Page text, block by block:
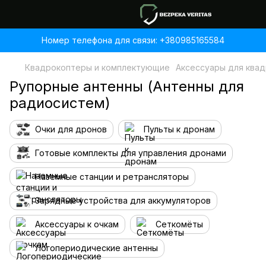
Номер телефона для связи: +380985165584
Квадрокоптеры и комплектующие Аксессуары для
Рупорные антенны (Антенны для
радиосистем)
Очки для дронов Пульты к дронам
Готовые комплекты для управления дронами
Наземные станции и ретрансляторы
Зарядные устройства для аккумуляторов
Аксессуары к очкам Сеткомёты
Логопериодические антенны